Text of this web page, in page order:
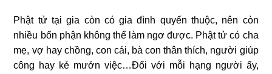
Phật tử tại gia còn có gia đình quyến thuộc, nên còn
nhiều bổn phận không thể làm ngơ được. Phật tử có cha
mẹ, vợ hay chồng, con cái, bà con thân thích, người giúp
công hay kẻ mướn việc…Ðối với mỗi hạng người ấy,